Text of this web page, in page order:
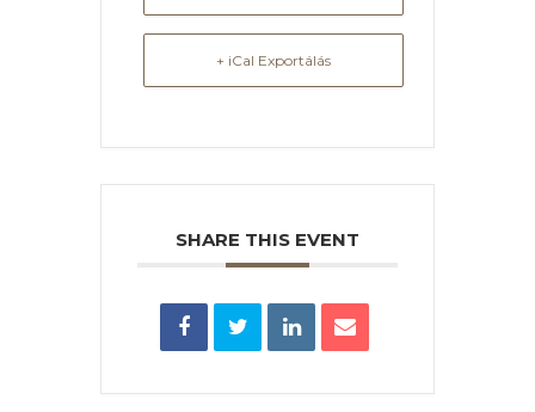
+ iCal Exportálás
SHARE THIS EVENT